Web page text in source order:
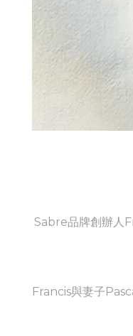
Sabre品牌創辦人
Francis與妻子